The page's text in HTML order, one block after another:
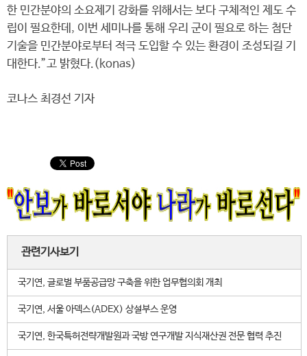
한 민간분야의 소요제기 강화를 위해서는 보다 구체적인 제도 수
립이 필요한데, 이번 세미나를 통해 우리 군이 필요로 하는 첨단
기술을 민간분야로부터 적극 도입할 수 있는 환경이 조성되길 기
대한다.”고 밝혔다.(konas)
코나스 최경선 기자
관련기사보기
국기연, 글로벌 부품공급망 구축을 위한 업무협의회 개최
국기연, 서울 아덱스(ADEX) 상설부스 운영
국기연, 한국특허전략개발원과 국방 연구개발 지식재산권 전문 협력 추진